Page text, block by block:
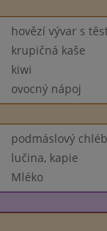
hovězí vývar s
krupičná kaše
kiwi
ovocný nápoj
podmáslový chléb
lučina, kapie
Mléko